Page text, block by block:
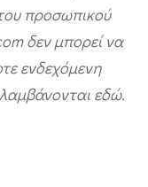
προσωπικού
δεν μπορεί να
ενδεχόμενη
εδώ.